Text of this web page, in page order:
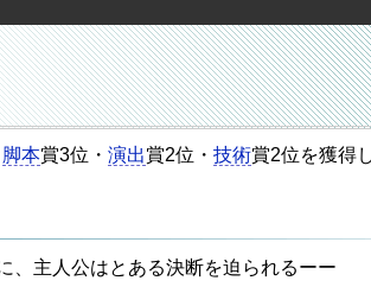
脚本賞3位・ 演出賞2位・ 技術賞2位を獲得
、主人公はとある決断を迫られるーー